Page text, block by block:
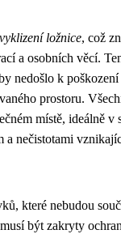
ložnice, což
a osobních věcí.
nedošlo k poškození
prostoru.
místě, ideálně v
a nečistotami
které nebudou
být zakryty